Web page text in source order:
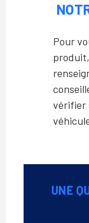
Pour
vérifier
UNE